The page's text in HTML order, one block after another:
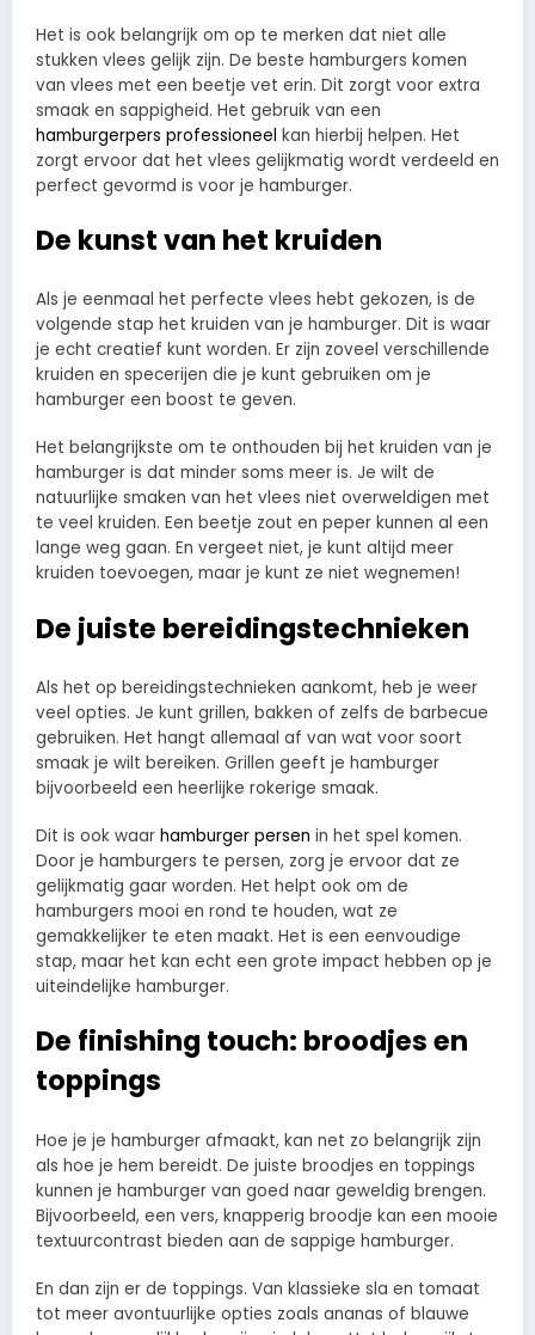
Het is ook belangrijk om op te merken dat niet alle
stukken vlees gelijk zijn. De beste hamburgers komen
van vlees met een beetje vet erin. Dit zorgt voor extra
smaak en sappigheid. Het gebruik van een
hamburgerpers professioneel kan hierbij helpen. Het
zorgt ervoor dat het vlees gelijkmatig wordt verdeeld en
perfect gevormd is voor je hamburger.
De kunst van het kruiden
Als je eenmaal het perfecte vlees hebt gekozen, is de
volgende stap het kruiden van je hamburger. Dit is waar
je echt creatief kunt worden. Er zijn zoveel verschillende
kruiden en specerijen die je kunt gebruiken om je
hamburger een boost te geven.
Het belangrijkste om te onthouden bij het kruiden van je
hamburger is dat minder soms meer is. Je wilt de
natuurlijke smaken van het vlees niet overweldigen met
te veel kruiden. Een beetje zout en peper kunnen al een
lange weg gaan. En vergeet niet, je kunt altijd meer
kruiden toevoegen, maar je kunt ze niet wegnemen!
De juiste bereidingstechnieken
Als het op bereidingstechnieken aankomt, heb je weer
veel opties. Je kunt grillen, bakken of zelfs de barbecue
gebruiken. Het hangt allemaal af van wat voor soort
smaak je wilt bereiken. Grillen geeft je hamburger
bijvoorbeeld een heerlijke rokerige smaak.
Dit is ook waar hamburger persen in het spel komen.
Door je hamburgers te persen, zorg je ervoor dat ze
gelijkmatig gaar worden. Het helpt ook om de
hamburgers mooi en rond te houden, wat ze
gemakkelijker te eten maakt. Het is een eenvoudige
stap, maar het kan echt een grote impact hebben op je
uiteindelijke hamburger.
De finishing touch: broodjes en
toppings
Hoe je je hamburger afmaakt, kan net zo belangrijk zijn
als hoe je hem bereidt. De juiste broodjes en toppings
kunnen je hamburger van goed naar geweldig brengen.
Bijvoorbeeld, een vers, knapperig broodje kan een mooie
textuurcontrast bieden aan de sappige hamburger.
En dan zijn er de toppings. Van klassieke sla en tomaat
tot meer avontuurlijke opties zoals ananas of blauwe